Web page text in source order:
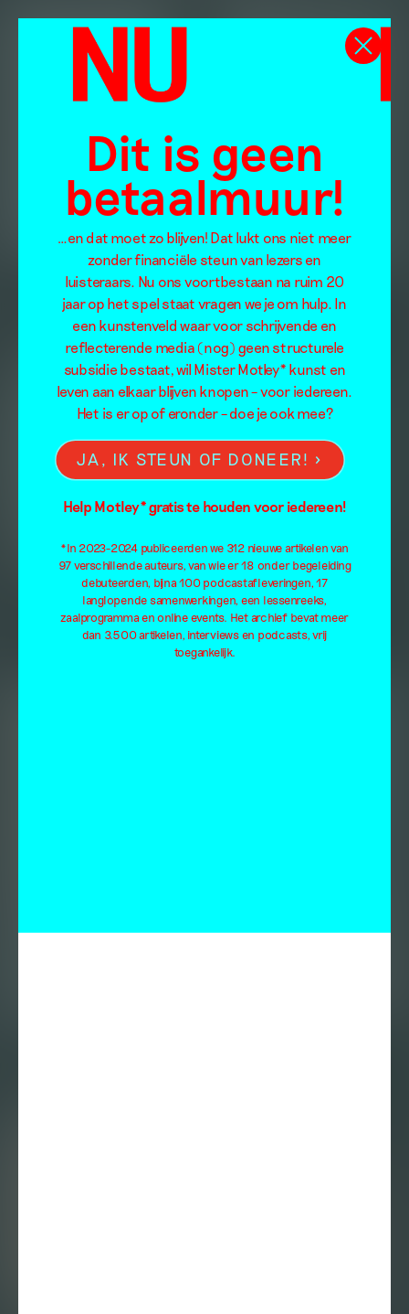
Dit is geen
betaalmuur!
…en dat moet zo blijven! Dat lukt ons niet meer
zonder financiële steun van lezers en
luisteraars. Nu ons voortbestaan na ruim 20
jaar op het spel staat vragen we je om hulp. In
een kunstenveld waar voor schrijvende en
reflecterende media (nog) geen structurele
subsidie bestaat, wil Mister Motley* kunst en
leven aan elkaar blijven knopen – voor iedereen.
Het is er op of eronder – doe je ook mee?
JA, IK STEUN OF DONEER!
Help Motley* gratis te houden voor iedereen!
*In 2023-2024 publiceerden we 312 nieuwe artikelen van
97 verschillende auteurs, van wie er 18 onder begeleiding
debuteerden, bijna 100 podcastafleveringen, 17
langlopende samenwerkingen, een lessenreeks,
zaalprogramma en online events. Het archief bevat meer
dan 3.500 artikelen, interviews en podcasts, vrij
toegankelijk.